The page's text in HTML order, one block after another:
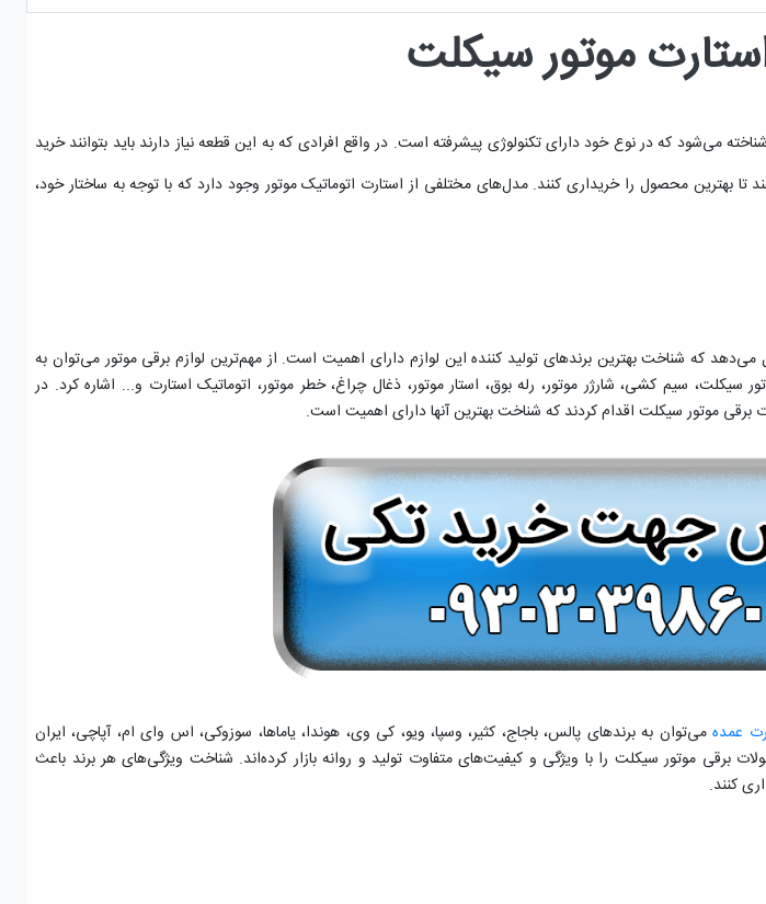
موتور سیکلت
می‌شود که در نوع خود دارای تکنولوژی پیشرفته است. در واقع افرادی که به این قطعه نیاز دارند باید بتوانند خرید
بهترین محصول را خریداری کنند. مدل‌های مختلفی از استارت اتوماتیک موتور وجود دارد که با توجه به ساختار خود،
که شناخت بهترین برندهای تولید کننده این لوازم دارای اهمیت است. از مهم‌ترین لوازم برقی موتور می‌توان به
سیکلت، سیم کشی، شارژر موتور، رله بوق، استار موتور، ذغال چراغ، خطر موتور، اتوماتیک استارت و... اشاره کرد. در
برقی موتور سیکلت اقدام کردند که شناخت بهترین آنها دارای اهمیت است.
عمدهمی‌توان به برندهای پالس، باجاج، کثیر، وسپا، ویو، کی وی، هوندا، یاماها، سوزوکی، اس وای ام، آپاچی، ایران
برقی موتور سیکلت را با ویژگی‌ و کیفیت‌های متفاوت تولید و روانه بازار کرده‌اند. شناخت ویژگی‌های هر برند باعث
کنند.